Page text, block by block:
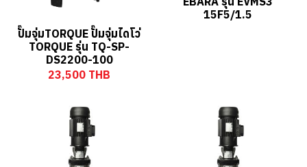
ปั๊มจุ่มTORQUE ปั๊มจุ่มไดโว่
TORQUE รุ่น TQ-SP-
DS2200-100
23,500 THB
15F5/1.5